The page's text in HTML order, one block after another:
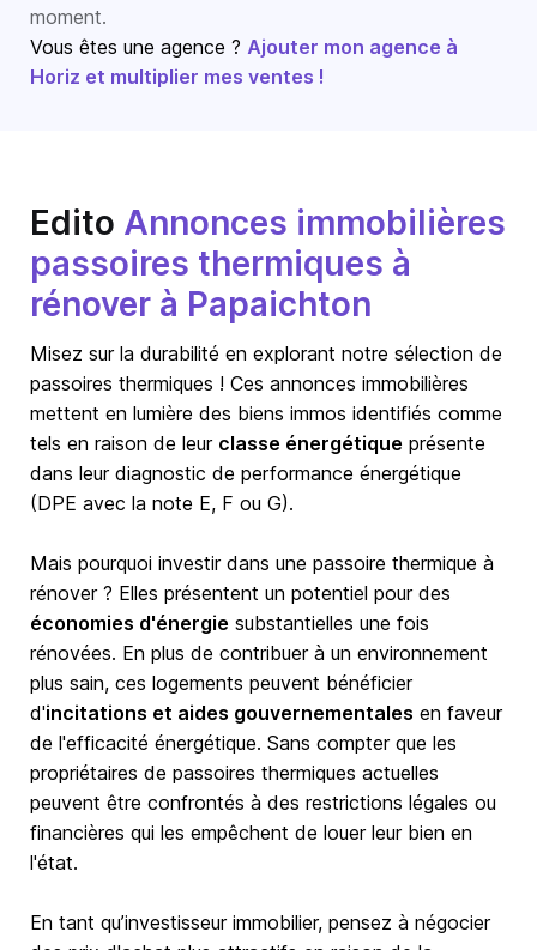
moment.
Vous êtes une agence ? Ajouter mon agence à
Horiz et multiplier mes ventes !
Edito Annonces immobilières
passoires thermiques à
rénover à Papaichton
Misez sur la durabilité en explorant notre sélection de
passoires thermiques ! Ces annonces immobilières
mettent en lumière des biens immos identifiés comme
tels en raison de leur classe énergétique présente
dans leur diagnostic de performance énergétique
(DPE avec la note E, F ou G).
Mais pourquoi investir dans une passoire thermique à
rénover ? Elles présentent un potentiel pour des
économies d'énergie substantielles une fois
rénovées. En plus de contribuer à un environnement
plus sain, ces logements peuvent bénéficier
d'incitations et aides gouvernementales en faveur
de l'efficacité énergétique. Sans compter que les
propriétaires de passoires thermiques actuelles
peuvent être confrontés à des restrictions légales ou
financières qui les empêchent de louer leur bien en
l'état.
En tant qu’investisseur immobilier, pensez à négocier